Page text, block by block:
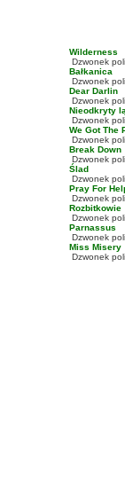
Wilderness
Dzwonek
Bałkanica
Dzwonek
Dear Darlin
Dzwonek
Nieodkryty
Dzwonek
We Got The
Dzwonek
Break Down
Dzwonek
Ślad
Dzwonek
Pray For
Dzwonek
Rozbitkowie
Dzwonek
Parnassus
Dzwonek
Miss Misery
Dzwonek